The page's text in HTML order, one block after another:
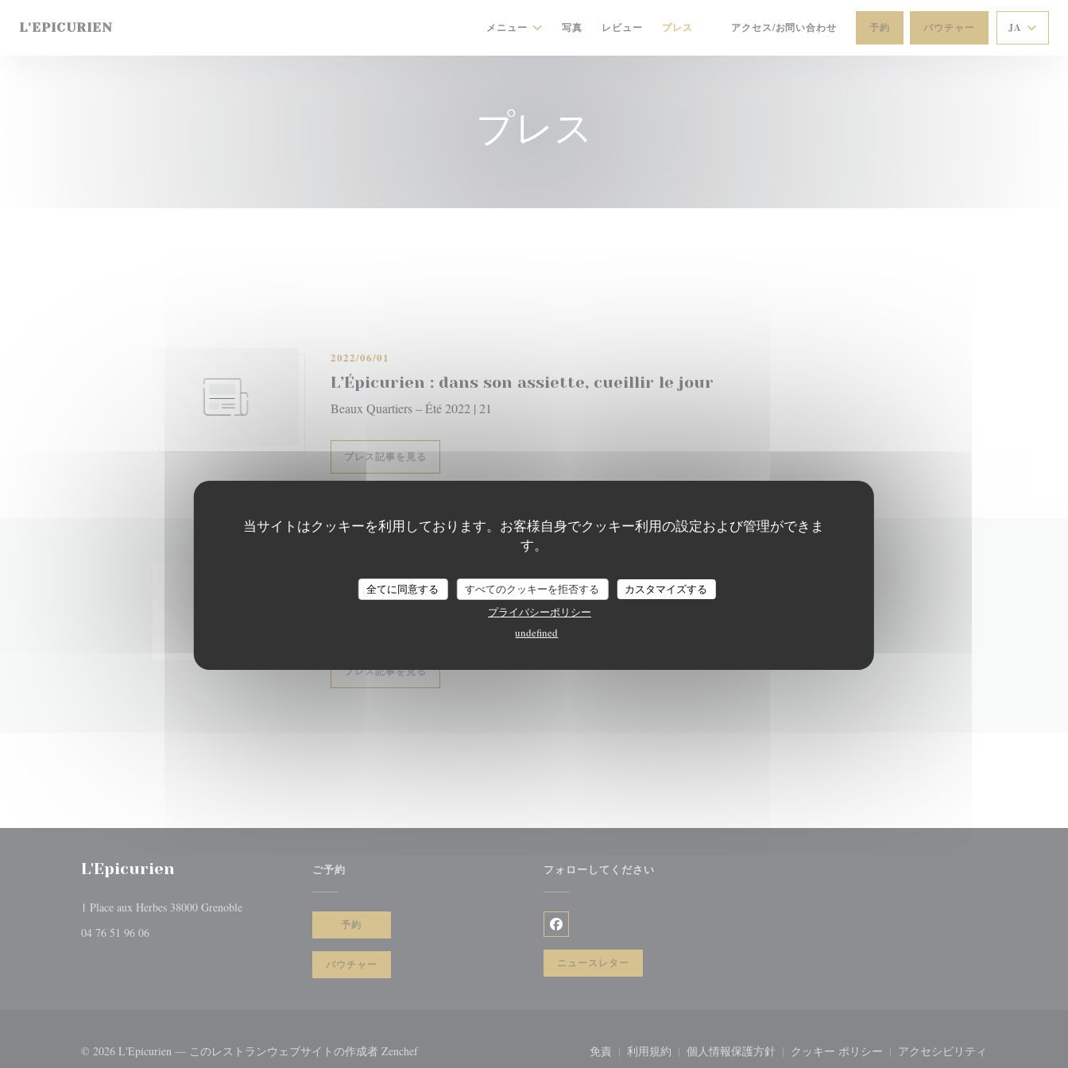
当サイトはクッキーを利用しております。お客様自身でクッキー利用の設定および管理ができま
す。
全てに同意する すべてのクッキーを拒否する
カスタマイズする
プライバシーポリシー
undefined
L'EPICURIEN メニュー 写真 レビュー プレス
((新しいウィンドウで開きます))
アクセス/お問い合わせ 予約 バウチャー JA
プレス
L’Épicurien : dans son assiette, cueillir le jour
2022/06/01
Beaux Quartiers – Été 2022 | 21
プレス記事を見る
L’Épicurien : le fruit de mer passion
プレス記事を見る((新しいウィンドウで開きます))
L'Epicurien
1 Place aux Herbes 38000 Grenoble((新しいウィンドウで開きます))
04 76 51 96 06
ご予約
予約
バウチャー
フォローしてください
Facebook ((新しいウィンドウで開きます))
ニュースレター
© 2026 L'Epicurien — このレストランウェブサイトの作成者 Zenchef((新しいウィンドウで開きます)) 免責
((新しいウィンドウで開きます))
利用規約
((新しいウィンドウで開きます))
個人情報保護方針
((新しいウィンドウで開きます))
クッキー ポリシー
((新しいウィンドウで開きます))
アクセシビリティ
((新しいウィンドウで開
L'EPICURIEN